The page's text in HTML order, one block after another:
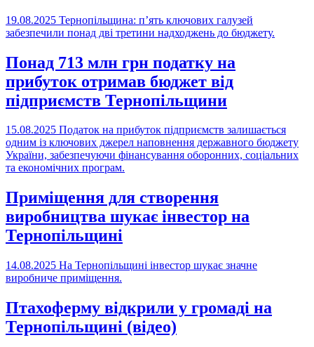
19.08.2025 Тернопільщина: п’ять ключових галузей
забезпечили понад дві третини надходжень до бюджету.
Понад 713 млн грн податку на
прибуток отримав бюджет від
підприємств Тернопільщини
15.08.2025 Податок на прибуток підприємств залишається
одним із ключових джерел наповнення державного бюджету
України, забезпечуючи фінансування оборонних, соціальних
та економічних програм.
Приміщення для створення
виробництва шукає інвестор на
Тернопільщині
14.08.2025 На Тернопільщині інвестор шукає значне
виробниче приміщення.
Птахоферму відкрили у громаді на
Тернопільщині (відео)